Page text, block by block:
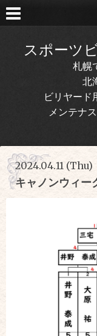
スポーツ
札幌
北
ビリヤード
メンテナ
2024.04.11 (Thu)
キャノンウィー